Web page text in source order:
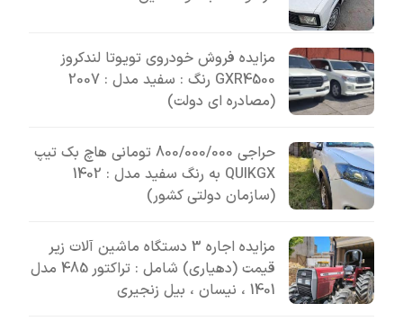
مزایده فروش خودروی تویوتا لندکروز
GXR4500 رنگ : سفید مدل : 2007
(مصادره ای دولت)
حراجی 800/000/000 تومانی ھاچ بک تیپ
QUIKGX به رنگ سفید مدل : 1402
(سازمان دولتی کشور)
مزایده اجاره 3 دستگاه ماشین آلات زیر
قیمت (دهیاری) شامل : تراکتور 485 مدل
1401 ، نیسان ، بیل زنجیری